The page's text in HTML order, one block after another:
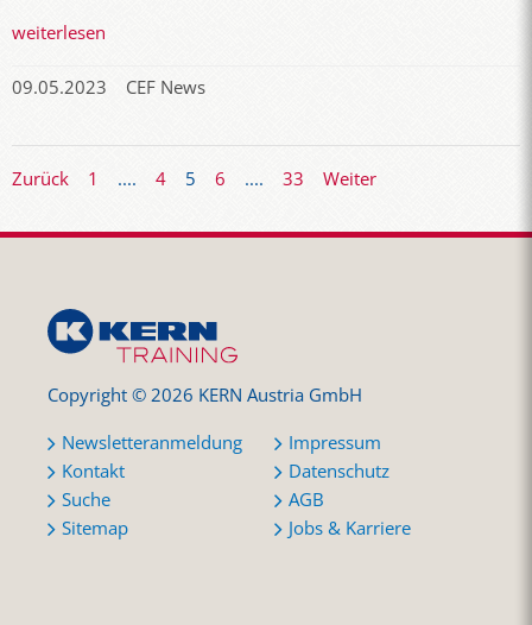
weiterlesen
09.05.2023 CEF News
Zurück 1 .... 4 5 6 .... 33 Weiter
Copyright © 2026 KERN Austria GmbH
Newsletteranmeldung
Kontakt
Suche
Sitemap
Impressum
Datenschutz
AGB
Jobs & Karriere